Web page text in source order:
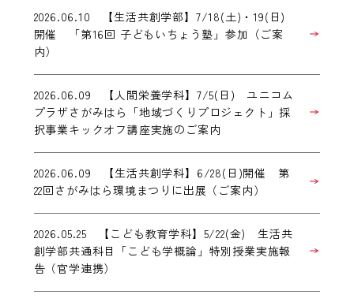
2026.06.10 【生活共創学部】7/18(土)・19(日)
開催 「第16回 子どもいちょう塾」参加（ご案
内）
2026.06.09 【人間栄養学科】7/5(日) ユニコム
プラザさがみはら「地域づくりプロジェクト」採
択事業キックオフ講座実施のご案内
2026.06.09 【生活共創学科】6/28(日)開催 第
22回さがみはら環境まつりに出展（ご案内）
2026.05.25 【こども教育学科】5/22(金) 生活共
創学部共通科目「こども学概論」特別授業実施報
告（官学連携）